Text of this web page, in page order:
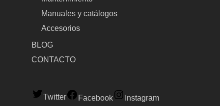
Manuales y catálogos
Accesorios
BLOG
CONTACTO
Twitter Facebook Instagram